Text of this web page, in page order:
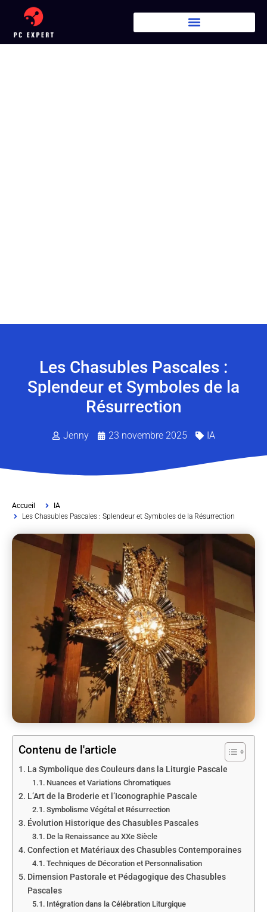
Les Chasubles Pascales :
Splendeur et Symboles de la
Résurrection
Jenny 23 novembre 2025 IA
Accueil
IA
Les Chasubles Pascales : Splendeur et Symboles de la Résurrection
Contenu de l'article
La Symbolique des Couleurs dans la Liturgie Pascale
Nuances et Variations Chromatiques
L’Art de la Broderie et l’Iconographie Pascale
Symbolisme Végétal et Résurrection
Évolution Historique des Chasubles Pascales
De la Renaissance au XXe Siècle
Confection et Matériaux des Chasubles Contemporaines
Techniques de Décoration et Personnalisation
Dimension Pastorale et Pédagogique des Chasubles
Pascales
Intégration dans la Célébration Liturgique